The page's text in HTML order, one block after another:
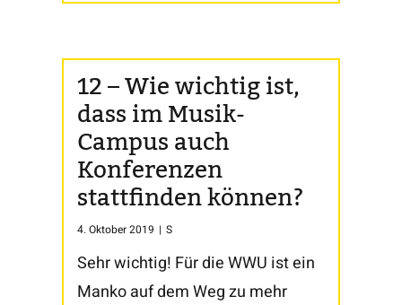
12 – Wie wichtig ist,
dass im Musik-
Campus auch
Konferenzen
stattfinden können?
4. Oktober 2019 | S
Sehr wichtig! Für die WWU ist ein
Manko auf dem Weg zu mehr